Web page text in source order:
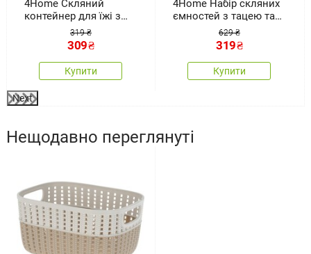
4Home Скляний
контейнер для їжі з
кришкою Cork, 450 мл
319 ₴
309₴
Купити
4Home Набір скляних
ємностей з тацею та
ложками Bamboo, 310
629 ₴
319₴
Купити
Next
Нещодавно переглянуті